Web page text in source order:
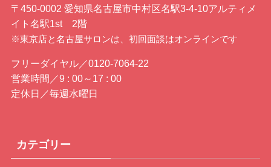
〒450-0002 愛知県名古屋市中村区名駅3-4-10アルティメ
イト名駅1st 2階
※東京店と名古屋サロンは、初回面談はオンラインです
フリーダイヤル／0120-7064-22
営業時間／9 : 00～17 : 00
定休日／毎週水曜日
カテゴリー